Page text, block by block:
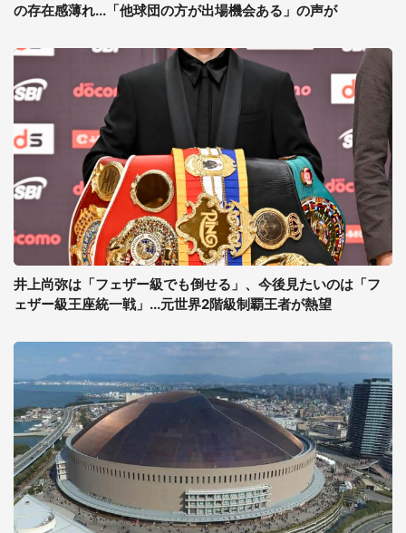
の存在感薄れ...「他球団の方が出場機会ある」の声が
井上尚弥は「フェザー級でも倒せる」、今後見たいのは「フ
ェザー級王座統一戦」...元世界2階級制覇王者が熱望